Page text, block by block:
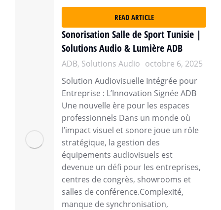
READ ARTICLE
Sonorisation Salle de Sport Tunisie |
Solutions Audio & Lumière ADB
ADB, Solutions Audio octobre 6, 2025
Solution Audiovisuelle Intégrée pour
Entreprise : L’Innovation Signée ADB
Une nouvelle ère pour les espaces
professionnels Dans un monde où
l’impact visuel et sonore joue un rôle
stratégique, la gestion des
équipements audiovisuels est
devenue un défi pour les entreprises,
centres de congrès, showrooms et
salles de conférence.Complexité,
manque de synchronisation,